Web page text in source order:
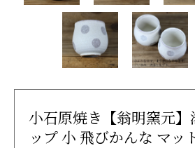
小石原焼き【翁明窯元】
ップ 小 飛びかんな マッ